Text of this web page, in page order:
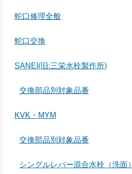
蛇口修理全般
蛇口交換
SANEI(旧:三栄水栓製作所)
交換部品別対象品番
KVK・MYM
交換部品別対象品番
シングルレバー混合水栓（洗面）